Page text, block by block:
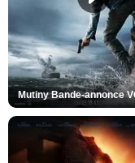
Mutiny Bande-annonce